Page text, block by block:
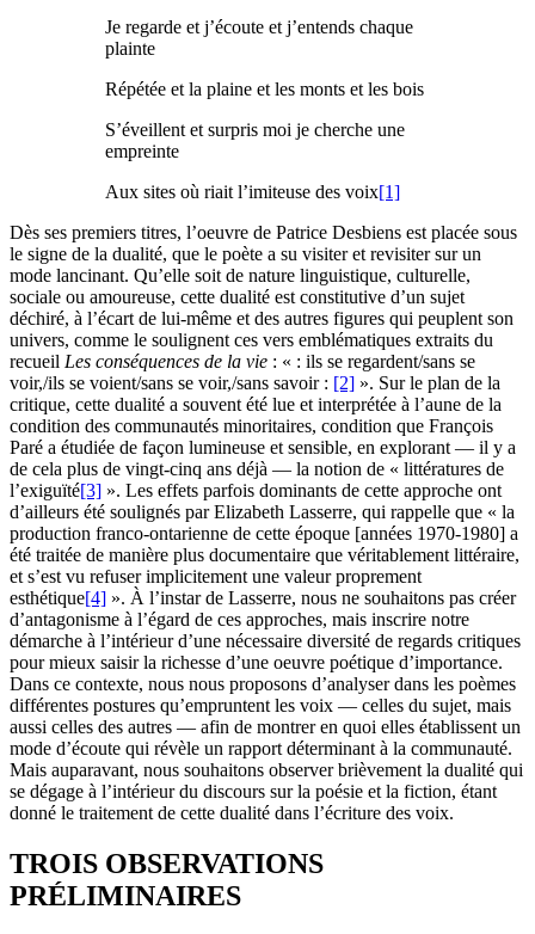
Je regarde et j’écoute et j’entends chaque
plainte
Répétée et la plaine et les monts et les bois
S’éveillent et surpris moi je cherche une
empreinte
Aux sites où riait l’imiteuse des voix[1]
Dès ses premiers titres, l’oeuvre de Patrice Desbiens est placée sous
le signe de la dualité, que le poète a su visiter et revisiter sur un
mode lancinant. Qu’elle soit de nature linguistique, culturelle,
sociale ou amoureuse, cette dualité est constitutive d’un sujet
déchiré, à l’écart de lui-même et des autres figures qui peuplent son
univers, comme le soulignent ces vers emblématiques extraits du
recueil Les conséquences de la vie : « : ils se regardent/sans se
voir,/ils se voient/sans se voir,/sans savoir : [2] ». Sur le plan de la
critique, cette dualité a souvent été lue et interprétée à l’aune de la
condition des communautés minoritaires, condition que François
Paré a étudiée de façon lumineuse et sensible, en explorant — il y a
de cela plus de vingt-cinq ans déjà — la notion de « littératures de
l’exiguïté[3] ». Les effets parfois dominants de cette approche ont
d’ailleurs été soulignés par Elizabeth Lasserre, qui rappelle que « la
production franco-ontarienne de cette époque [années 1970-1980] a
été traitée de manière plus documentaire que véritablement littéraire,
et s’est vu refuser implicitement une valeur proprement
esthétique[4] ». À l’instar de Lasserre, nous ne souhaitons pas créer
d’antagonisme à l’égard de ces approches, mais inscrire notre
démarche à l’intérieur d’une nécessaire diversité de regards critiques
pour mieux saisir la richesse d’une oeuvre poétique d’importance.
Dans ce contexte, nous nous proposons d’analyser dans les poèmes
différentes postures qu’empruntent les voix — celles du sujet, mais
aussi celles des autres — afin de montrer en quoi elles établissent un
mode d’écoute qui révèle un rapport déterminant à la communauté.
Mais auparavant, nous souhaitons observer brièvement la dualité qui
se dégage à l’intérieur du discours sur la poésie et la fiction, étant
donné le traitement de cette dualité dans l’écriture des voix.
TROIS OBSERVATIONS
PRÉLIMINAIRES